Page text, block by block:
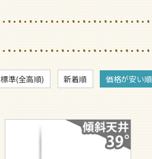
標準(全高順) 新着順 価格が安い順